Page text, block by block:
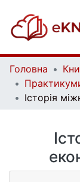
Головна